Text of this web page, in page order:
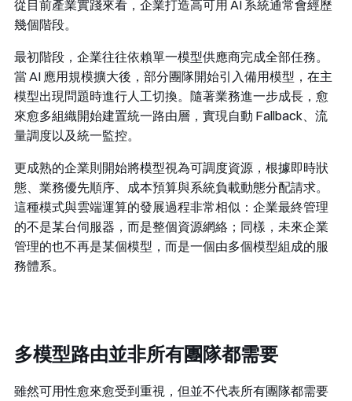
從目前產業實踐來看，企業打造高可用 AI 系統通常會經歷
幾個階段。
最初階段，企業往往依賴單一模型供應商完成全部任務。
當 AI 應用規模擴大後，部分團隊開始引入備用模型，在主
模型出現問題時進行人工切換。隨著業務進一步成長，愈
來愈多組織開始建置統一路由層，實現自動 Fallback、流
量調度以及統一監控。
更成熟的企業則開始將模型視為可調度資源，根據即時狀
態、業務優先順序、成本預算與系統負載動態分配請求。
這種模式與雲端運算的發展過程非常相似：企業最終管理
的不是某台伺服器，而是整個資源網絡；同樣，未來企業
管理的也不再是某個模型，而是一個由多個模型組成的服
務體系。
多模型路由並非所有團隊都需要
雖然可用性愈來愈受到重視，但並不代表所有團隊都需要